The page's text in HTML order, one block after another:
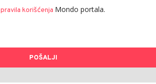
pravila korišćenja Mondo portala.
POŠALJI